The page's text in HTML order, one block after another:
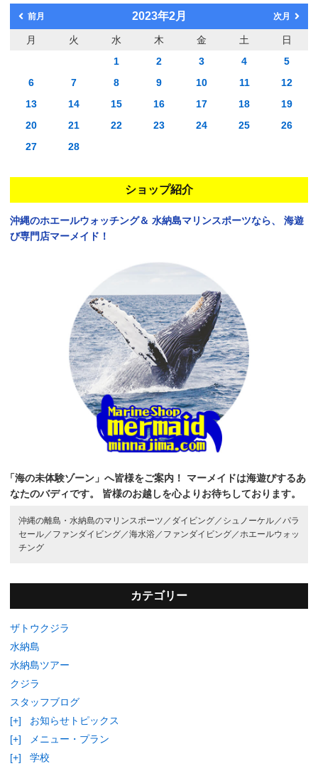
前月 2023年2月 次月
月 火 水 木 金 土
日
1
2 3 4
5
6
7 8 9 10 11
12
13
14 15 16 17 18
19
20
21 22 23 24 25
26
27
28
ショップ紹介
沖縄のホエールウォッチング＆ 水納島マリンスポーツなら、
海遊
び専門店マーメイド！
「海の未体験ゾーン」へ皆様をご案内！
マーメイドは海遊びするあ
なたのバディです。
皆様のお越しを心よりお待ちしております。
沖縄の離島・水納島のマリンスポーツ／ ダイビング／ シュノーケル／パラ
セール／ ファンダイビング／海水浴／ ファンダイビング／ホエールウォッ
チング
カテゴリー
ザトウクジラ
水納島
水納島ツアー
クジラ
スタッフブログ
[+]
お知らせトピックス
[+]
メニュー・プラン
[+]
学校